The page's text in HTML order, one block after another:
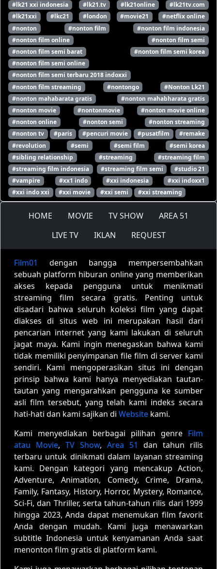
#lk21 xxi indonesia
#lk21.tv #lk21online
#lk21tv.com
#lk21xxi
#lkc21 #london #movie21
#netflix online
#nonton
#nonton film
#nonton film indonesia
#nonton film online
#nonton film semi
#nonton film semi barat
#nonton film semi korea
#nonton film semi online
#nonton film semi terbaru 2018 indoxxi
#nonton film streaming
#nontongo
#Nonton Lk21
#nonton mahabarata gratis
#nonton mahabharata gratis
#nonton movie
#nontonmovie
#nonton movie online
#nonton online
#nonton semi
#nonton streaming
#nonton tv
#paris #pencuri movie #pusatfilm
#remake
#revolution
#semi #semi film
#semi korea
#sibling relationship
#streaming
#streaming film
#streaming film indonesia
#streaming film semi
#studio 21
#vampire
#xx1 indo #xxi indonesia
#xxi indoxx1
#xxi indo xxi
#xxi movie #xxi semi #xxi streaming
HOME MOVIE TV SHOW
AREA 51
LIVE TV
IKLAN REQUEST
Film01
dengan bangga mempersembahkan
sebuah platform hiburan online yang memberikan
akses kepada pengguna untuk menikmati
streaming film secara gratis. Penting untuk
disadari bahwa seluruh koleksi film yang dapat
diakses di situs web ini merupakan hasil dari
pencarian internet yang kami lakukan di seluruh
jagat maya. Kami ingin menegaskan bahwa kami
tidak memiliki penyimpanan file film di server kami
sendiri. Kami mengoperasikan situs ini dengan
prinsip bahwa kami hanya menyediakan tautan-
tautan yang mengarahkan pengguna ke sumber
asli film tersebut, yang telah kami indeks secara
hati-hati dan kami sajikan di Website kami.
Kami menyediakan berbagai pilihan genre Film
atau Movie, TV Show, Area 51
dan tahun rilis
terbaru untuk dinikmati dalam layanan streaming
kami. Dengan kategori yang mencakup Action,
Adventure, Animation, Comedy, Crime, Drama,
Family, Fantasy, History, Horror, Mystery, Romance,
Sci-Fi, dan Thriller, serta tahun-tahun rilis dari 1999
hingga 2023, Anda dapat menemukan film favorit
Anda dengan mudah. Kami juga menawarkan
subtitle Indonesia untuk kenyamanan Anda saat
menonton film gratis di platform kami.